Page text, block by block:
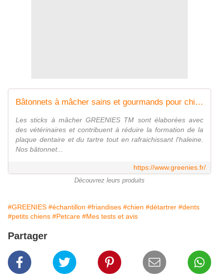
Bâtonnets à mâcher sains et gourmands pour chien | GREENIES™
Les sticks à mâcher GREENIES TM sont élaborées avec
des vétérinaires et contribuent à réduire la formation de la
plaque dentaire et du tartre tout en rafraichissant l'haleine.
Nos bâtonnet...
https://www.greenies.fr/
Découvrez leurs produits
#GREENIES #échantillon #friandises #chien #détartrer #dents
#petits chiens #Petcare #Mes tests et avis
Partager